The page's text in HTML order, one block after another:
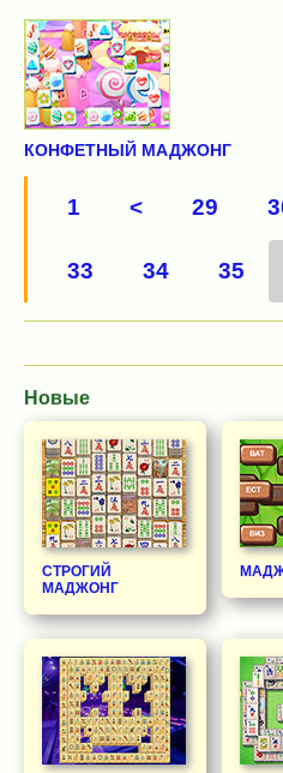
КОНФЕТНЫЙ МАДЖОНГ
1 < 29
33 34 35
Новые
СТРОГИЙ
МАДЖОНГ